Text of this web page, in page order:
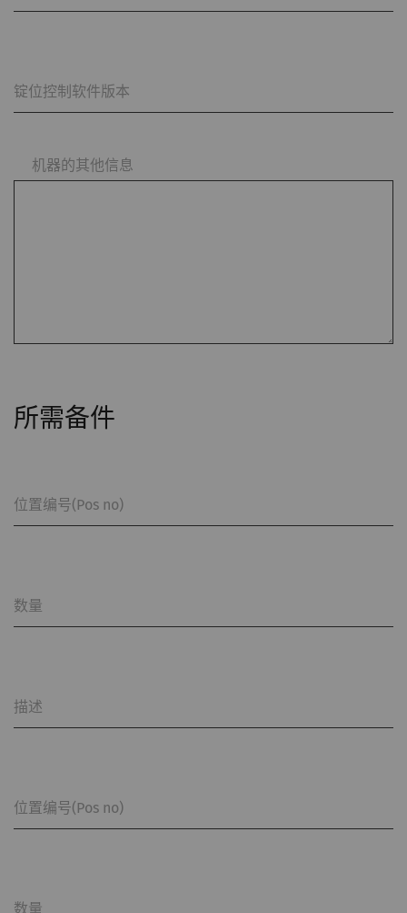
锭位控制软件版本
机器的其他信息
所需备件
位置编号(Pos no)
数量
描述
位置编号(Pos no)
数量